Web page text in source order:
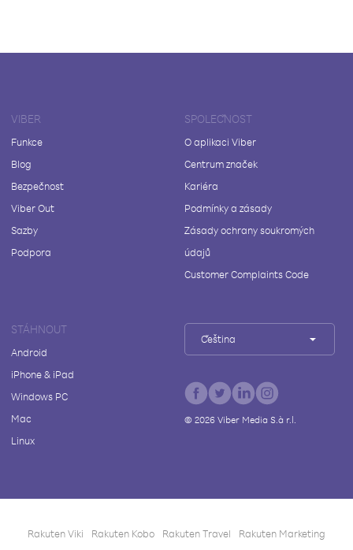
VIBER
Funkce
Blog
Bezpečnost
Viber Out
Sazby
Podpora
SPOLEČNOST
O aplikaci Viber
Centrum značek
Kariéra
Podmínky a zásady
Zásady ochrany soukromých
údajů
Customer Complaints Code
STÁHNOUT
Android
iPhone & iPad
Windows PC
Mac
Linux
Čeština
© 2026Viber Media S.à r.l.
Rakuten Viki Rakuten Kobo Rakuten Travel Rakuten Marketing